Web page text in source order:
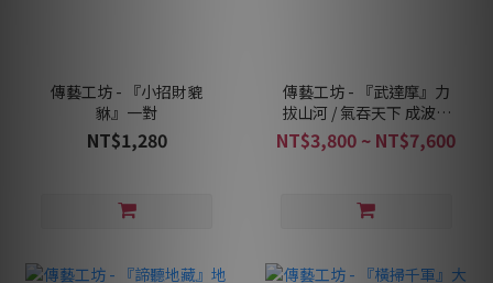
傳藝工坊 - 『小招財貔
貅』一對
NT$1,280
傳藝工坊 - 『武達摩』力
拔山河 / 氣吞天下 成波老
師作品 達摩祖師
NT$3,800 ~ NT$7,600